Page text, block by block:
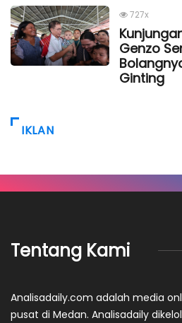
727x
Genzo
Ginting
IKLAN
Tentang Kami
Analisadaily.com adalah media
pusat di Medan. Analisadaily